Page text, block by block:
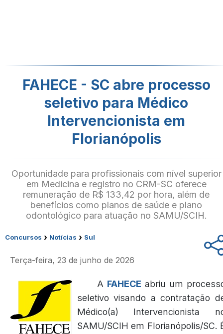
FAHECE - SC abre processo
seletivo para Médico
Intervencionista em
Florianópolis
Oportunidade para profissionais com nível superior
em Medicina e registro no CRM-SC oferece
remuneração de R$ 133,42 por hora, além de
benefícios como planos de saúde e plano
odontológico para atuação no SAMU/SCIH.
Concursos › Notícias › Sul
Terça-feira, 23 de junho de 2026
A FAHECE abriu um
seletivo visando a contratação
Médico(a) Intervencionista
SAMU/SCIH em Florianópolis/SC.